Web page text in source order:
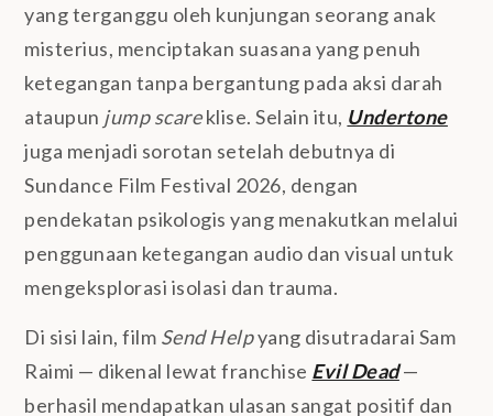
yang terganggu oleh kunjungan seorang anak
misterius, menciptakan suasana yang penuh
ketegangan tanpa bergantung pada aksi darah
ataupun jump scareklise. Selain itu, Undertone
juga menjadi sorotan setelah debutnya di
Sundance Film Festival 2026, dengan
pendekatan psikologis yang menakutkan melalui
penggunaan ketegangan audio dan visual untuk
mengeksplorasi isolasi dan trauma.
Di sisi lain, film Send Helpyang disutradarai Sam
Raimi — dikenal lewat franchise Evil Dead—
berhasil mendapatkan ulasan sangat positif dan